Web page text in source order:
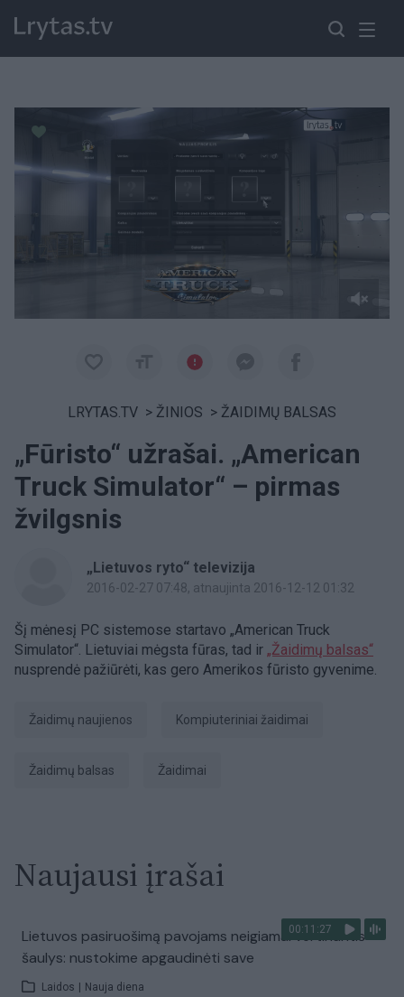
LRYTAS.TV > ŽINIOS > ŽAIDIMŲ BALSAS
„Fūristo“ užrašai. „American
Truck Simulator“ – pirmas
žvilgsnis
„Lietuvos ryto“ televizija
2016-02-27 07:48, atnaujinta 2016-12-12 01:32
Šį mėnesį PC sistemose startavo „American Truck
Simulator“. Lietuviai mėgsta fūras, tad ir „Žaidimų balsas“
nusprendė pažiūrėti, kas gero Amerikos fūristo gyvenime.
žaidimų naujienos kompiuteriniai žaidimai
žaidimų balsas Žaidimai
Naujausi įrašai
00:11:27
Lietuvos pasiruošimą pavojams neigiamai vertinantis
šaulys: nustokime apgaudinėti save
Laidos Nauja diena